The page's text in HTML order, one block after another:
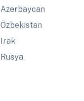
Azerbaycan
Özbekistan
Irak
Rusya